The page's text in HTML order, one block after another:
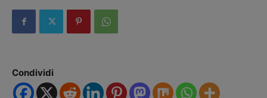
Condividi